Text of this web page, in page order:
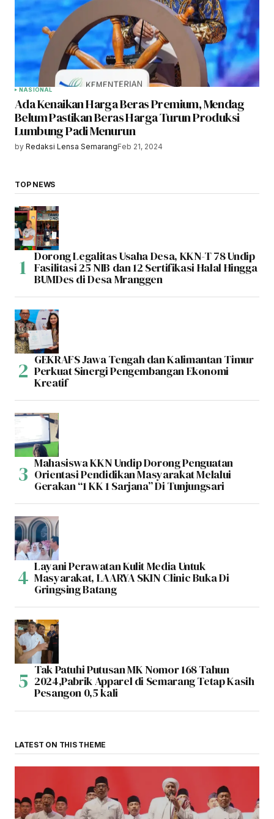
NASIONAL
Ada Kenaikan Harga Beras Premium, Mendag
Belum Pastikan Beras Harga Turun Produksi
Lumbung Padi Menurun
by Redaksi Lensa SemarangFeb 21, 2024
TOP NEWS
Dorong Legalitas Usaha Desa, KKN-T 78 Undip
Fasilitasi 25 NIB dan 12 Sertifikasi Halal Hingga
BUMDes di Desa Mranggen
GEKRAFS Jawa Tengah dan Kalimantan Timur
Perkuat Sinergi Pengembangan Ekonomi
Kreatif
Mahasiswa KKN Undip Dorong Penguatan
Orientasi Pendidikan Masyarakat Melalui
Gerakan “1 KK 1 Sarjana” Di Tunjungsari
Layani Perawatan Kulit Media Untuk
Masyarakat, LAARYA SKIN Clinic Buka Di
Gringsing Batang
Tak Patuhi Putusan MK Nomor 168 Tahun
2024,Pabrik Apparel di Semarang Tetap Kasih
Pesangon 0,5 kali
LATEST ON THIS THEME